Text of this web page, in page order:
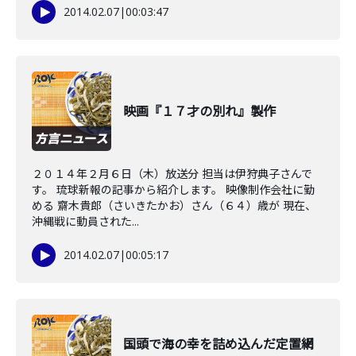
2014.02.07|00:03:47
映画『１７才の別れ』製作
２０１４年２月６日（木）放送分 担当は伊狩典子さんで
す。 琉球新報の記事から紹介します。 映像制作会社に勤
める 齋木貴郎（さいきたかお）さん（６４）歳が 現在、
沖縄戦に動員された...
2014.02.07|00:05:17
国頭で海の幸を詰め込んだ定置網